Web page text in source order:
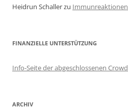
Heidrun Schallerzu Immunreaktionen
FINANZIELLE UNTERSTÜTZUNG
Info-Seite der abgeschlossenen
ARCHIV